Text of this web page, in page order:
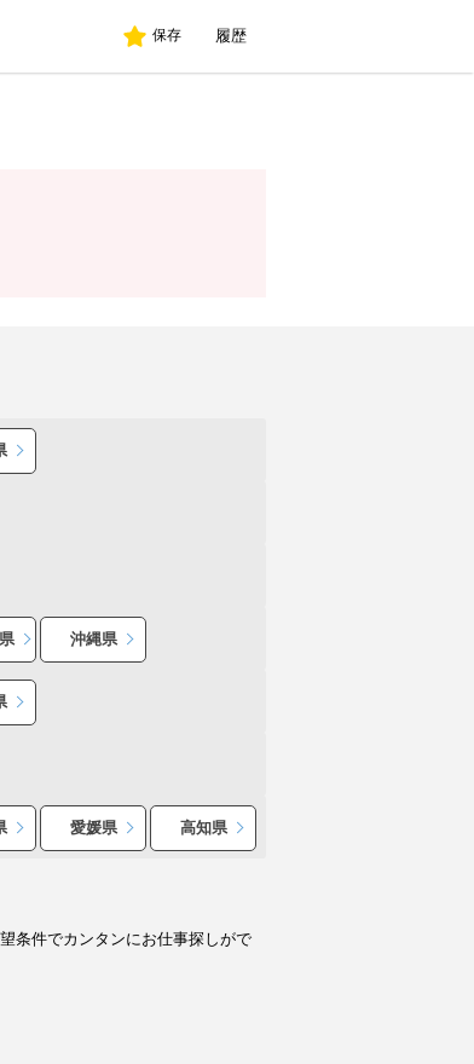
保存 履歴
沖縄県
愛媛県 高知県
条件でカンタンにお仕事探しがで